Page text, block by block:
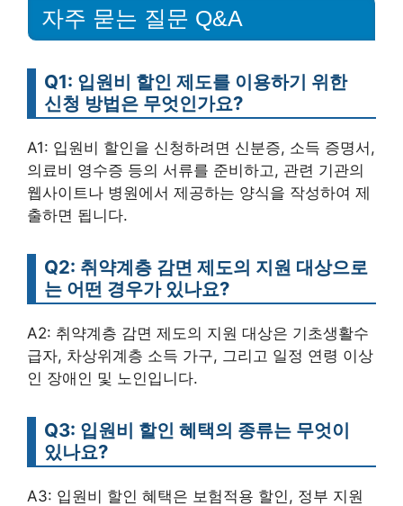
자주 묻는 질문 Q&A
Q1: 입원비 할인 제도를 이용하기 위한
신청 방법은 무엇인가요?
A1: 입원비 할인을 신청하려면 신분증, 소득 증명서,
의료비 영수증 등의 서류를 준비하고, 관련 기관의
웹사이트나 병원에서 제공하는 양식을 작성하여 제
출하면 됩니다.
Q2: 취약계층 감면 제도의 지원 대상으로
는 어떤 경우가 있나요?
A2: 취약계층 감면 제도의 지원 대상은 기초생활수
급자, 차상위계층 소득 가구, 그리고 일정 연령 이상
인 장애인 및 노인입니다.
Q3: 입원비 할인 혜택의 종류는 무엇이
있나요?
A3: 입원비 할인 혜택은 보험적용 할인, 정부 지원